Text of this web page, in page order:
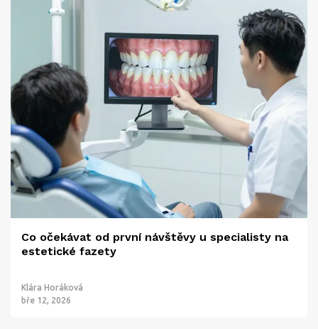
Co očekávat od první návštěvy u specialisty na
estetické fazety
Klára Horáková
bře 12, 2026